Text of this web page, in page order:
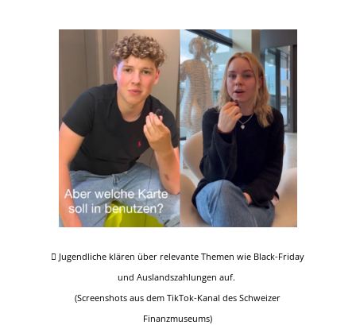
 Jugendliche klären über relevante Themen wie Black-Friday
und Auslandszahlungen auf.
(Screenshots aus dem TikTok-Kanal des Schweizer
Finanzmuseums)